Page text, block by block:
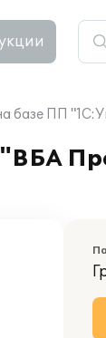
базе ПП
"ВБА